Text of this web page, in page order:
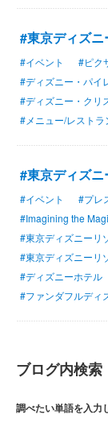
#東京ディズニ
#イベント #ピク
#ディズニー・パイ
#ディズニー・クリ
#メニュー/レストラ
#東京ディズニ
#イベント #プレ
#Imagining the
#東京ディズニーリ
#東京ディズニーリ
#ディズニーホテル
#ファンダフルディ
ブログ内検索
調べたい単語を入力